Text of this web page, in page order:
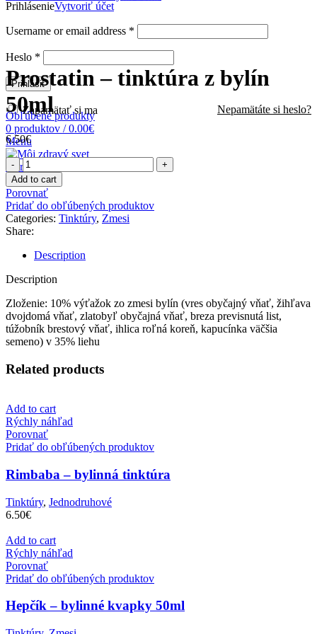
PrihlásenieVytvoriť účet
Username or email address *
Heslo *
Prihlásiť
Nepamätáte si heslo?
Zapamätať si ma
Obľúbené produkty
0 produktov / 0.00€
Menu
0 produktov
Prostatin – tinktúra z bylín
50ml
6.50€
Prostatin
-
tinktúra
z
bylín
50ml
quantity
Add to cart
Porovnať
Pridať do obľúbených produktov
Categories: Tinktúry, Zmesi
Share:
Description
Description
Zloženie: 10% výťažok zo zmesi bylín (vres obyčajný vňať, žihľava
dvojdomá vňať, zlatobyľ obyčajná vňať, breza previsnutá list,
túžobník brestový vňať, ihlica roľná koreň, kapucínka väčšia
semeno) v 35% liehu
Related products
Add to cart
Rýchly náhľad
Porovnať
Pridať do obľúbených produktov
Rimbaba – bylinná tinktúra
Tinktúry, Jednodruhové
6.50€
Add to cart
Rýchly náhľad
Porovnať
Pridať do obľúbených produktov
Hepčík – bylinné kvapky 50ml